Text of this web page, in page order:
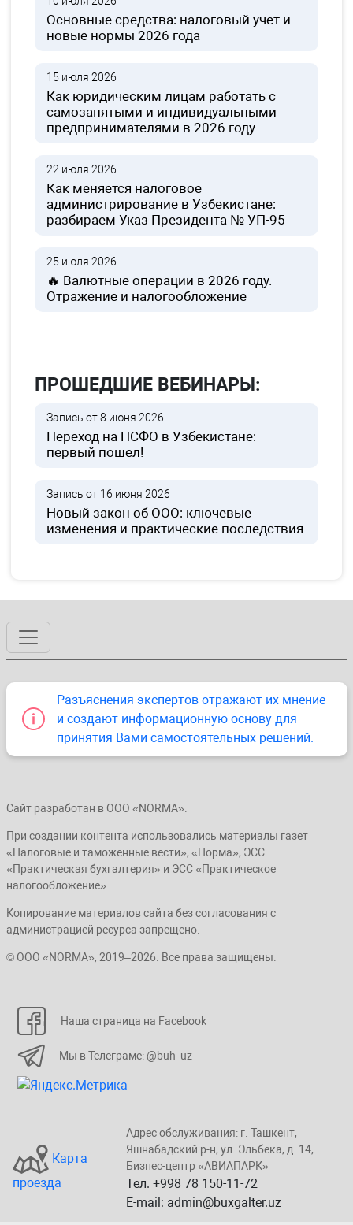
Основные средства: налоговый учет и
новые нормы 2026 года
15 июля 2026
Как юридическим лицам работать с
самозанятыми и индивидуальными
предпринимателями в 2026 году
22 июля 2026
Как меняется налоговое
администрирование в Узбекистане:
разбираем Указ Президента № УП-95
25 июля 2026
🔥 Валютные операции в 2026 году.
Отражение и налогообложение
ПРОШЕДШИЕ ВЕБИНАРЫ:
Запись от 8 июня 2026
Переход на НСФО в Узбекистане:
первый пошел!
Запись от 16 июня 2026
Новый закон об ООО: ключевые
изменения и практические последствия
Разъяснения экспертов отражают их мнение
и создают информационную основу для
принятия Вами самостоятельных решений.
Сайт разработан в ООО «NORMA».
При создании контента использовались материалы газет
«Налоговые и таможенные вести», «Норма», ЭСС
«Практическая бухгалтерия» и ЭСС «Практическое
налогообложение».
Копирование материалов сайта без согласования с
администрацией ресурса запрещено.
© ООО «NORMA», 2019–2026. Все права защищены.
Наша страница на Facebook
Мы в Телеграме: @buh_uz
Карта
проезда
Адрес обслуживания: г. Taшкент,
Яшнaбaдский p-н, yл. Эльбeка, д. 14,
Бизнеc-центp «ABИАПAPК»
Тел. +998 78 150-11-72
E-mail: admin@buxgalter.uz